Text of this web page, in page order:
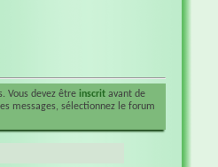
Vous devez être inscrit avant de
messages, sélectionnez le forum